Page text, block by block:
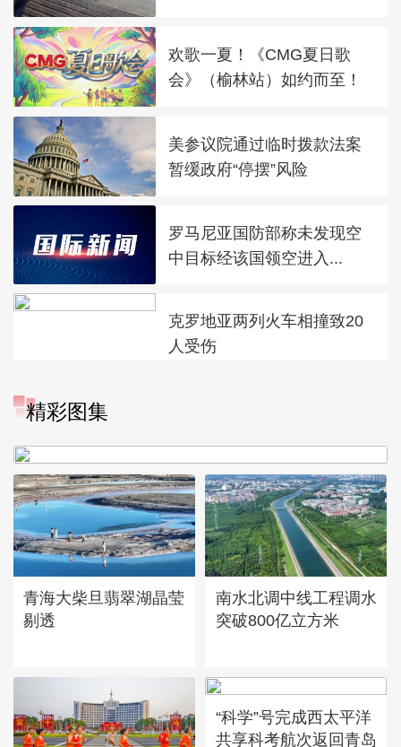
欢歌一夏！《CMG夏日歌
会》（榆林站）如约而至！
美参议院通过临时拨款法案
暂缓政府“停摆”风险
罗马尼亚国防部称未发现空
中目标经该国领空进入...
克罗地亚两列火车相撞致20
人受伤
精彩图集
“大地指纹”奏响夏夜文旅乐
青海大柴旦翡翠湖晶莹
剔透
南水北调中线工程调水
突破800亿立方米
“科学”号完成西太平洋
共享科考航次返回青岛